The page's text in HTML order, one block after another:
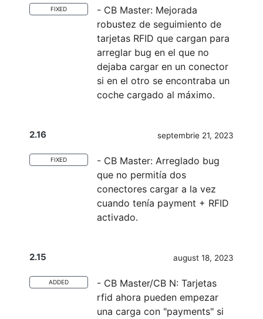
FIXED
- CB Master: Mejorada
robustez de seguimiento de
tarjetas RFID que cargan para
arreglar bug en el que no
dejaba cargar en un conector
si en el otro se encontraba un
coche cargado al máximo.
2.16 septembrie 21, 2023
FIXED
- CB Master: Arreglado bug
que no permitía dos
conectores cargar a la vez
cuando tenía payment + RFID
activado.
2.15 august 18, 2023
ADDED
- CB Master/CB N: Tarjetas
rfid ahora pueden empezar
una carga con "payments" si